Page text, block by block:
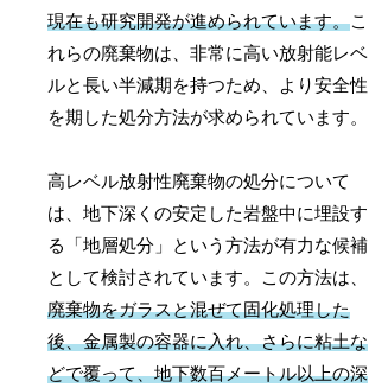
現在も研究開発が進められています。こ
れらの廃棄物は、非常に高い放射能レベ
ルと長い半減期を持つため、より安全性
を期した処分方法が求められています。
高レベル放射性廃棄物の処分について
は、地下深くの安定した岩盤中に埋設す
る「地層処分」という方法が有力な候補
として検討されています。この方法は、
廃棄物をガラスと混ぜて固化処理した
後、金属製の容器に入れ、さらに粘土な
どで覆って、地下数百メートル以上の深